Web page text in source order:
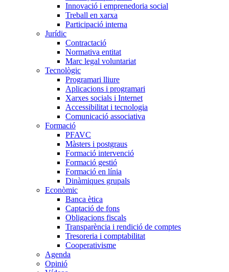
Innovació i emprenedoria social
Treball en xarxa
Participació interna
Jurídic
Contractació
Normativa entitat
Marc legal voluntariat
Tecnològic
Programari lliure
Aplicacions i programari
Xarxes socials i Internet
Accessibilitat i tecnologia
Comunicació associativa
Formació
PFAVC
Màsters i postgraus
Formació intervenció
Formació gestió
Formació en línia
Dinàmiques grupals
Econòmic
Banca ètica
Captació de fons
Obligacions fiscals
Transparència i rendició de comptes
Tresoreria i comptabilitat
Cooperativisme
Agenda
Opinió